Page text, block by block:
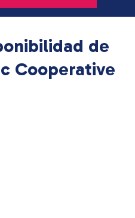
de
Cooperative